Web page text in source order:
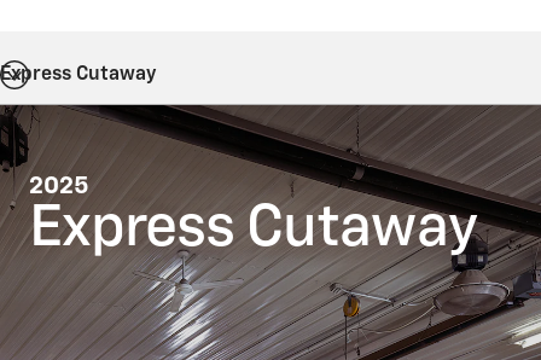
Express Cutaway
2025
Express Cutaway